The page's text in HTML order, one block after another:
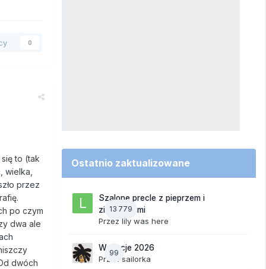
0
to (tak
wielka,
przez
po czym
dwa ale
dwóch
Ostatnio zaktualizowane
13 779
Szalone precle z pieprzem i
ziemniakami
Przez lily was here
99
Wakacje 2026
Przez sailorka